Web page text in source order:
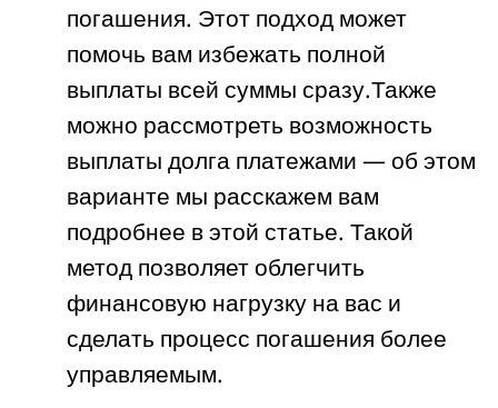
погашения. Этот подход может
помочь вам избежать полной
выплаты всей суммы сразу.Также
можно рассмотреть возможность
выплаты долга платежами — об этом
варианте мы расскажем вам
подробнее в этой статье. Такой
метод позволяет облегчить
финансовую нагрузку на вас и
сделать процесс погашения более
управляемым.